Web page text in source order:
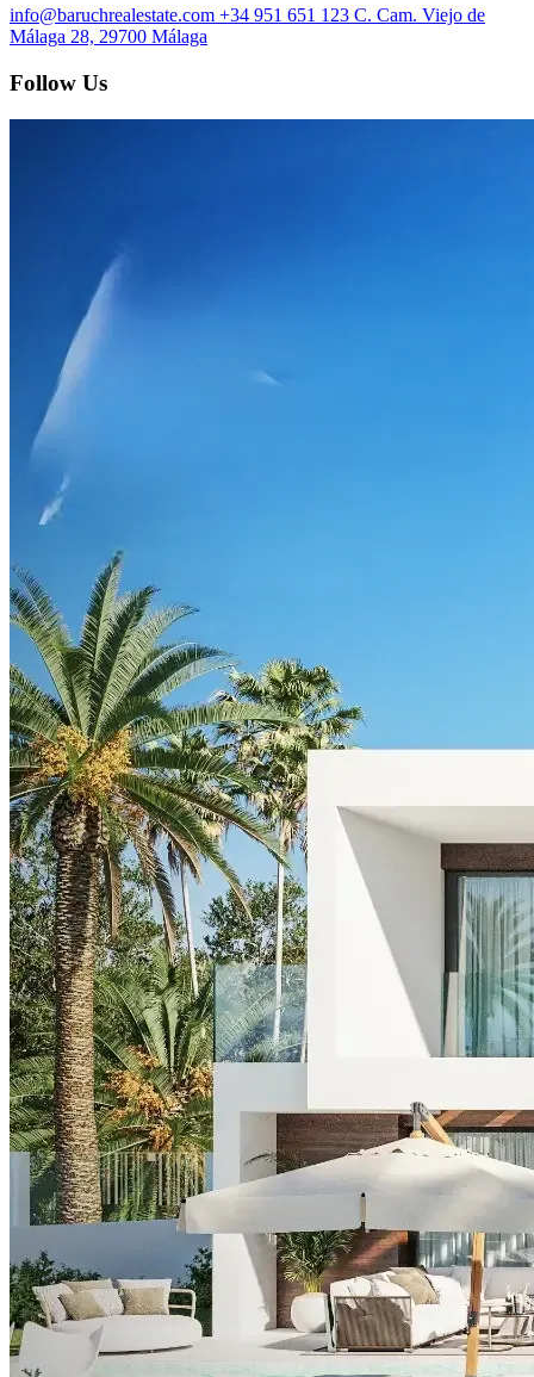
info@baruchrealestate.com +34 951 651 123 C. Cam. Viejo de
Málaga 28, 29700 Málaga
Follow Us